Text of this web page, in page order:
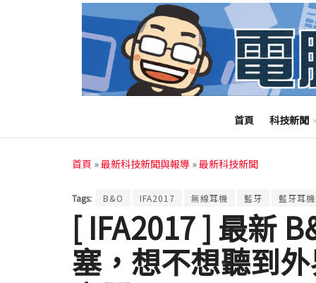
首頁 科技新聞
首頁 »最新科技新聞與報導 »最新科技新聞
Tags: B&O IFA2017 無線耳機 藍牙 藍牙耳機
[ IFA2017 ] 最新
塞，想不想聽到